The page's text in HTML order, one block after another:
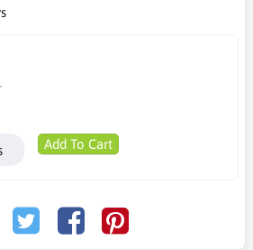
Add To Cart